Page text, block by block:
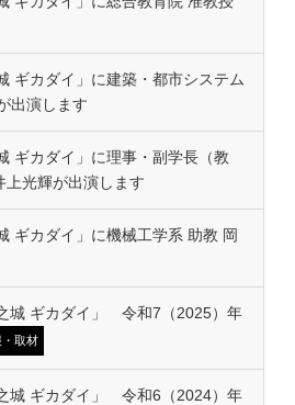
ギカダイ」に建築・都市システム
出演します
ギカダイ」に理事・副学長（教
上光輝が出演します
ギカダイ」に機械工学系 助教 岡
城 ギカダイ」 令和7（2025）年
取材
城 ギカダイ」 令和6（2024）年